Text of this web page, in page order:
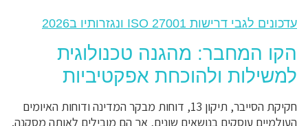
עדכונים לגבי דרישות ISO 27001 ונגזרותיו ב2026
הקו המחבר: מהגנה טכנולוגית
למשילות ולהוכחת אפקטיביות
חקיקת הסייבר, תיקון 13, דוחות מבקר המדינה ודוחות האיומים
העולמיים עוסקים בנושאים שונים, אך הם מובילים לאותה מסקנה.